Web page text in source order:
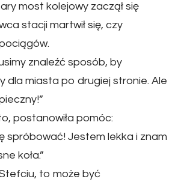
most kolejowy zaczął się
stacji martwił się, czy
znaleźć sposób, by
dla miasta po drugiej stronie. Ale
postanowiła pomóc:
spróbować! Jestem lekka i znam
koła.”
to może być